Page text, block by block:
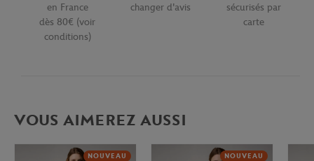
en France
dès 80€ (voir
conditions)
changer d'avis
sécurisés par
carte
VOUS AIMEREZ AUSSI
NOUVEAU NOUVEAU